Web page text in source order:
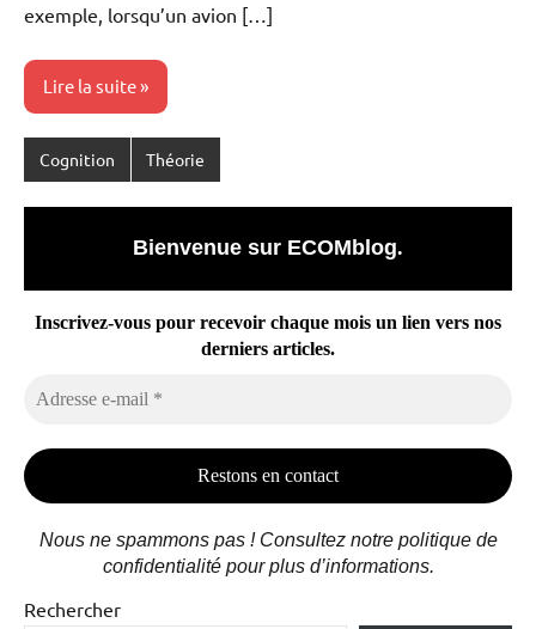
exemple, lorsqu’un avion […]
Lire la suite
Cognition Théorie
Bienvenue sur ECOMblog.
Inscrivez-vous pour recevoir chaque mois un lien vers nos
derniers articles.
e-
Nous ne spammons pas ! Consultez notre politique de
confidentialité pour plus d’informations.
Rechercher